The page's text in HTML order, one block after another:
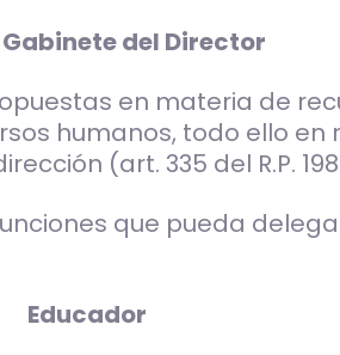
del Director
en materia de
humanos, todo ello en
(art. 335 del R.P.
que pueda
Educador